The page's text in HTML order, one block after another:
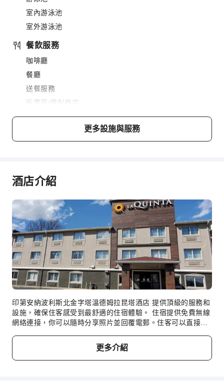
室內游泳池
室外游泳池
餐飲服務
咖啡廳
餐廳
送餐服務
販賣亭/便利商店
燒烤設施
公共區域wifi
電梯
吸菸區
停車場
上網服務
商店
櫃檯服務
櫃檯貴重物品保險箱
快速入住退房
24 小時櫃檯
安全與保全
展開全部
更多設施與服務
酒店介紹
印第安納波利斯北金字塔溫德姆拉昆塔酒店 提供頂級的服務和
設施，確保住客感受到最舒適的住宿體驗。 住宿提供免費無線
網絡連接，你可以隨時分享照片並回覆電郵。住客可以直接使
住客享受舒適的住宿體驗。住宿的客房送餐服務確保在你入住
期間為你提供絕佳選擇。 便利店可以及時滿足你微小或臨時的
需求，毋須外出。 住宿範圍內嚴禁吸煙。 只可在住宿的指定
更多介紹